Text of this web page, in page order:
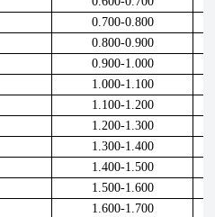
0.700-0.800
0.800-0.900
0.900-1.000
1.000-1.100
1.100-1.200
1.200-1.300
1.300-1.400
1.400-1.500
1.500-1.600
1.600-1.700